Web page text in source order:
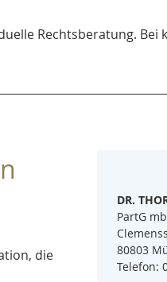
Rechtsberatung. Bei
die
DR.
PartG
80803
Telefon: